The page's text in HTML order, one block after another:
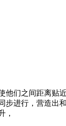
他们之间距离贴
步进行，营造出
，